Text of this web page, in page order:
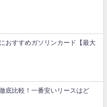
おすすめガソリンカード【最大
底比較！一番安いリースはど